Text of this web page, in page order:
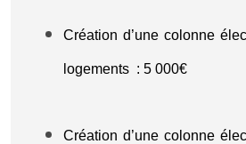
Création d’une colonne
logements : 5 000€
Création d’une colonne